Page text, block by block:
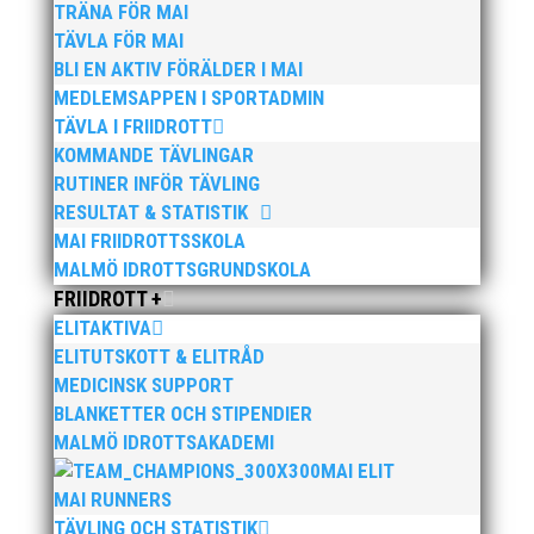
TRÄNA FÖR MAI
TÄVLA FÖR MAI
BLI EN AKTIV FÖRÄLDER I MAI
MEDLEMSAPPEN I SPORTADMIN
TÄVLA I FRIIDROTT
KOMMANDE TÄVLINGAR
RUTINER INFÖR TÄVLING
RESULTAT & STATISTIK
MAI FRIIDROTTSSKOLA
MALMÖ IDROTTSGRUNDSKOLA
FRIIDROTT +
ELITAKTIVA
ELITUTSKOTT & ELITRÅD
MEDICINSK SUPPORT
BLANKETTER OCH STIPENDIER
MALMÖ IDROTTSAKADEMI
MAI ELIT
MAI RUNNERS
TÄVLING OCH STATISTIK
Publicerat tidigare
Söndagen den 13 november arrangerar vi återigen
vårt höstlopp med en snabb och platt bana i
natursköna Bunkeflostrand strax söder om
Öresundsbron. Distanserna 5 KM och 10 KM Anmälan
och info, klicka här!